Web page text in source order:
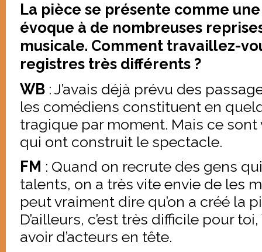
La pièce se présente comme
évoque à de nombreuses
musicale. Comment travaillez-
registres très différents ?
WB : J’avais déjà prévu des
les comédiens constituent en
tragique par moment. Mais ce
qui ont construit le spectacle.
FM : Quand on recrute des gens
talents, on a très vite envie de les
peut vraiment dire qu’on a créé la
D’ailleurs, c’est très difficile pour
avoir d’acteurs en tête.